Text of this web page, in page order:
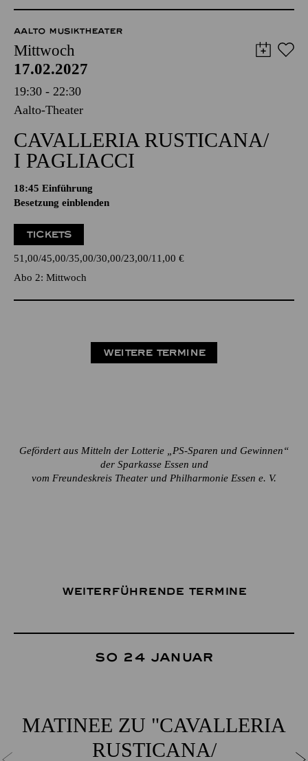
AALTO MUSIKTHEATER
Mittwoch
17.02.2027
19:30 - 22:30
Aalto-Theater
CAVALLERIA RUSTICANA/
I PAGLIACCI
18:45 Einführung
Besetzung einblenden
TICKETS
51,00 45,00 35,00 30,00 23,00 11,00 €
Abo 2: Mittwoch
WEITERE TERMINE
Gefördert aus Mitteln der Lotterie „PS-Sparen und Gewinnen“
der Sparkasse Essen und
vom Freundeskreis Theater und Philharmonie Essen e. V.
Weiterführende Termine
So 24 Januar
MATINEE ZU "CAVALLERIA
RUSTICANA/